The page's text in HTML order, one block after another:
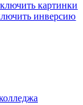
картинки
инверсию